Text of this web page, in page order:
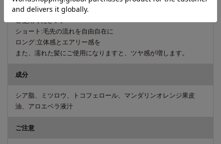
指先に少量を取り、手のひらで十分にのばしオイル状にしてから
ショート:毛先の流れを自由自在に
ロング:立体感とエアリー感を
また、濡れた髪にご使用になりますと、ツヤ感が増します。
成分
シア脂、ミツロウ、トコフェロール、マンダリンオレンジ果皮
油、アロエベラ液汁
ご注意